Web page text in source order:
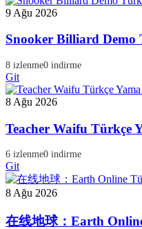
9 Ağu 2026
Snooker Billiard Demo
8 izlenme0 indirme
Git
8 Ağu 2026
Teacher Waifu Türkçe
6 izlenme0 indirme
Git
8 Ağu 2026
在线地球：Earth